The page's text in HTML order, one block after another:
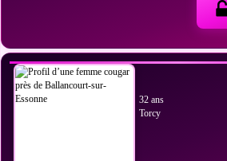
VOIR LES PHOTOS
32 ans
Torcy